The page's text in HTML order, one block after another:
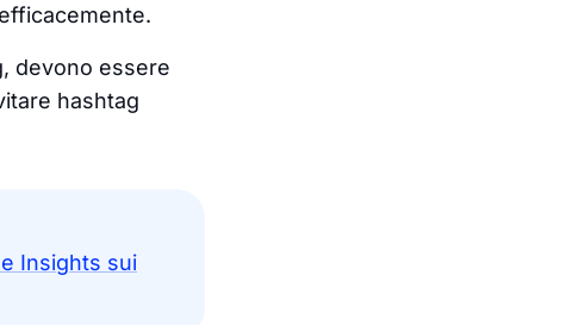
devono essere
hashtag
Insights sui